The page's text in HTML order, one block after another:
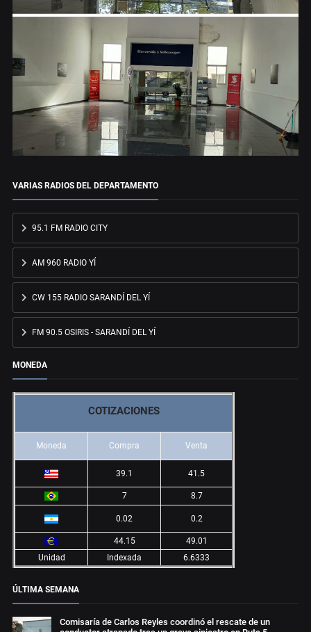
VARIAS RADIOS DEL DEPARTAMENTO
95.1 FM RADIO CITY
AM 960 RADIO YÍ
CW 155 RADIO SARANDÍ DEL YÍ
FM 90.5 OSIRIS - SARANDÍ DEL YÍ
MONEDA
COTIZACIONES
Moneda Compra Venta
39.1 41.5
7 8.7
0.02 0.2
44.15
49.01
Unidad
Indexada 6.6333
ÚLTIMA SEMANA
Comisaría de Carlos Reyles coordinó el rescate de un